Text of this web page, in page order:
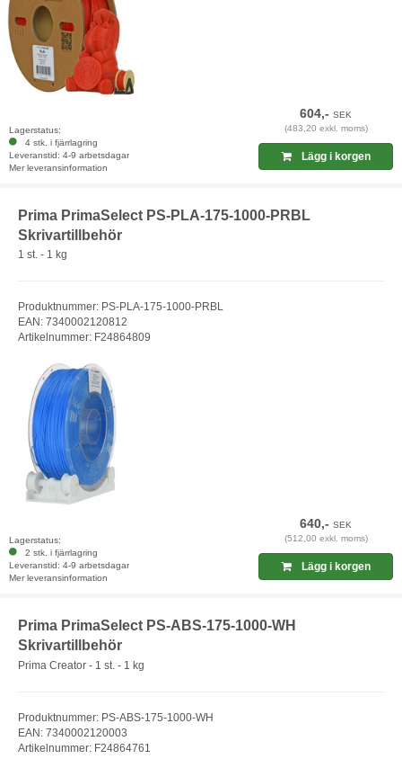
Lagerstatus:
4 stk. i fjärrlagring
Leveranstid: 4-9 arbetsdagar
Mer leveransinformation
604,-SEK
(483,20 exkl. moms)
Lägg i korgen
Prima PrimaSelect PS-PLA-175-1000-PRBL
Skrivartillbehör
1 st. - 1 kg
Produktnummer: PS-PLA-175-1000-PRBL
EAN: 7340002120812
Artikelnummer: F24864809
Lagerstatus:
2 stk. i fjärrlagring
Leveranstid: 4-9 arbetsdagar
Mer leveransinformation
640,-SEK
(512,00 exkl. moms)
Lägg i korgen
Prima PrimaSelect PS-ABS-175-1000-WH
Skrivartillbehör
Prima Creator - 1 st. - 1 kg
Produktnummer: PS-ABS-175-1000-WH
EAN: 7340002120003
Artikelnummer: F24864761